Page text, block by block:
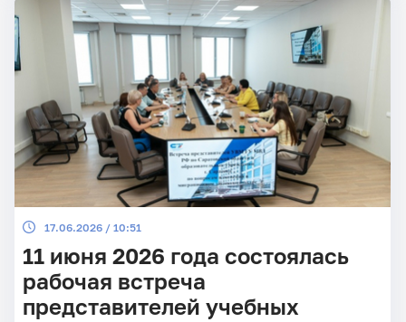
17.06.2026 / 10:51
11 июня 2026 года состоялась
рабочая встреча
представителей учебных